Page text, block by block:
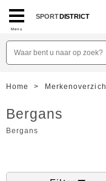
Menu
SPORTDISTRICT
Home >
Bergans
Bergans